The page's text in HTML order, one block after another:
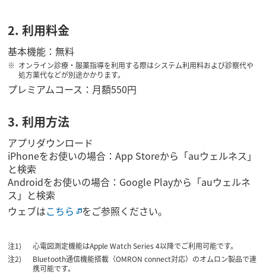
2. 利用料金
基本機能：無料
オンライン診療・服薬指導を利用する際はシステム利用料および診察代や
処方薬代などが別途かかります。
プレミアムコース：月額550円
3. 利用方法
アプリダウンロード
iPhoneをお使いの場合：App Storeから「auウェルネス」
と検索
Androidをお使いの場合：Google Playから「auウェルネ
ス」と検索
ウェブはこちら をご参照ください。
心電図測定機能はApple Watch Series 4以降でご利用可能です。
Bluetooth通信機能搭載（OMRON connect対応）のオムロン製品で連
携可能です。